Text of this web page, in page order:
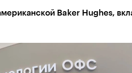
Baker Hughes,